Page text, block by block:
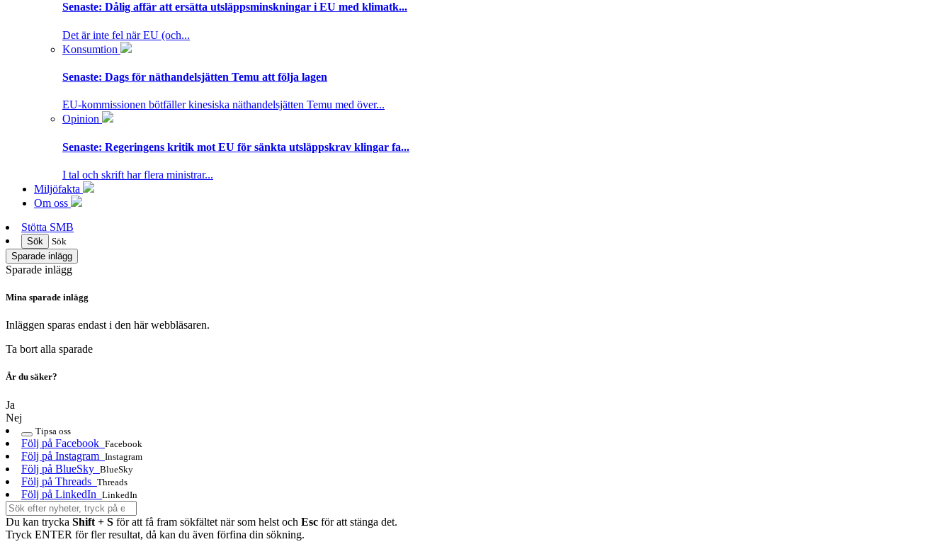
Senaste: Dålig affär att ersätta utsläppsminskningar i EU med klimatk...
Det är inte fel när EU (och...
Konsumtion
Senaste: Dags för näthandelsjätten Temu att följa lagen
EU-kommissionen bötfäller kinesiska näthandelsjätten Temu med över...
Opinion
Senaste: Regeringens kritik mot EU för sänkta utsläppskrav klingar fa...
I tal och skrift har flera ministrar...
Miljöfakta
Om oss
Stötta SMB
Sök
Sök
Sparade inlägg
Sparade inlägg
Mina sparade inlägg
Inläggen sparas endast i den här webbläsaren.
Ta bort alla sparade
Är du säker?
Ja
Nej
Tipsa oss
Följ på Facebook Facebook
Följ på Instagram Instagram
Följ på BlueSky BlueSky
Följ på Threads Threads
Följ på LinkedIn LinkedIn
Du kan trycka Shift + S för att få fram sökfältet när som helst och Esc för att stänga det.
Tryck ENTER för fler resultat, då kan du även förfina din sökning.